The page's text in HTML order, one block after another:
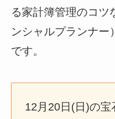
る家計簿管理のコツ
ンシャルプランナー
です。
12月20日(日)の